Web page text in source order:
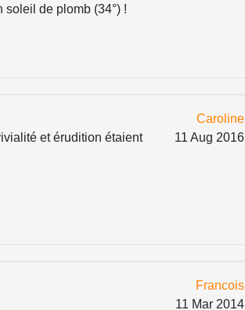
de plomb (34°) !
et érudition étaient
Caroline
11 Aug 2016
Francois
11 Mar 2014